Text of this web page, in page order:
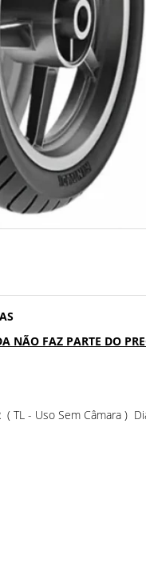
NÃO FAZ PARTE DO
( TL - Uso Sem Câmara )